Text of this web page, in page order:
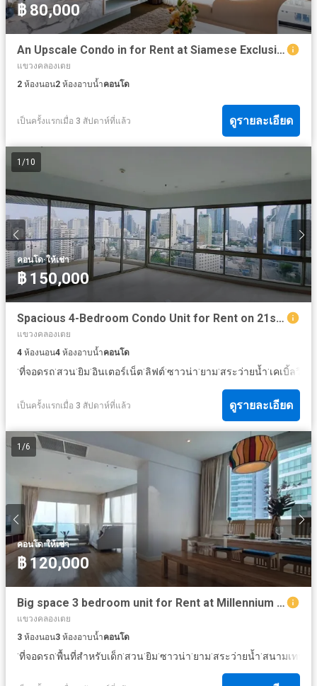
฿ 80,000
An Upscale Condo in for Rent at Siamese Exclusive Queens
แขวงคลองเตย
2 ห้องนอน2 ห้องอาบน้ำคอนโด
เป็นครั้งแรกเมื่อ 3 สัปดาห์ที่แล้ว ดูรายละเอียด
1 /10
คอนโด·ให้เช่า
฿ 150,000
Spacious 4-Bedroom Condo Unit for Rent on 21st at The Lakes
แขวงคลองเตย
4 ห้องนอน4 ห้องอาบน้ำคอนโด
·ที่จอดรถ·สวน·ยิม·อินเตอร์เน็ต·ลิฟต์·ซาวน่า·ยาม·สระว่ายน้ำ·เคเบิ้ลวิดีโ
เป็นครั้งแรกเมื่อ 3 สัปดาห์ที่แล้ว ดูรายละเอียด
1/6
คอนโด·ให้เช่า
฿ 120,000
Big space 3 bedroom unit for Rent at Millennium Residence Sukhumvit 20
แขวงคลองเตย
3 ห้องนอน3 ห้องอาบน้ำคอนโด
·ที่จอดรถ·พื้นที่สำหรับเด็ก·สวน·ยิม·ซาวน่า·ยาม·สระว่ายน้ำ·สนามเทนนิ